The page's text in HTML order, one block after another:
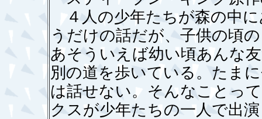
４人の少年たちが森の中
うだけの話だが、子供の頃
あそういえば幼い頃あんな
別の道を歩いている。たま
は話せない。そんなことっ
クスが少年たちの一人で出